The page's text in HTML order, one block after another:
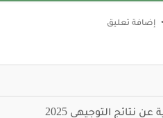
إضافة تعليق
نتائج التوجيهي 2025